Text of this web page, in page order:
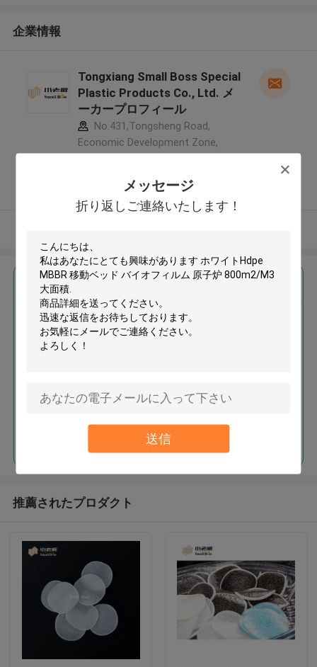
メッセージ
折り返しご連絡いたします！
送信
企業情報
Tongxiang Small Boss Special
Plastic Products Co., Ltd. メ
ーカープロフィール
No.431,Tongsheng Road,
Economic Development Zone,
確認された製造者
最高の価格で
ホワイトHdpe MBBR 移動ベッド
バイオフィルム 原子炉
続行
推薦されたプロダクト